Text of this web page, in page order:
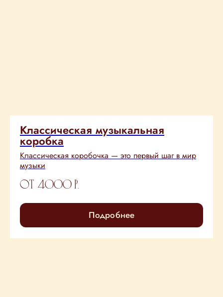
Классическая музыкальная
коробка
Классическая коробочка — это первый шаг в мир
музыки
от 4000р.
Подробнее